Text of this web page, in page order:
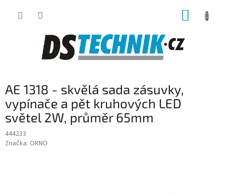
AE 1318 - skvělá sada zásuvky,
vypínače a pět kruhových LED
světel 2W, průměr 65mm
444233
Značka: ORNO